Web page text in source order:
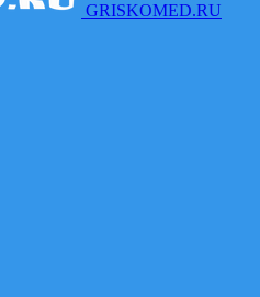
GRISKOMED.RU